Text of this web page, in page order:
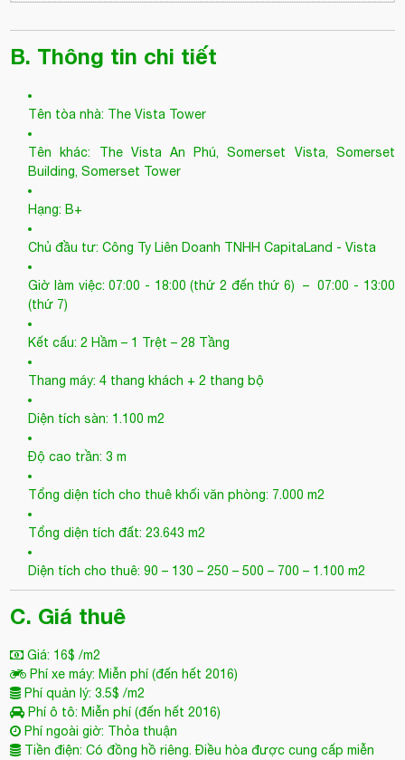
Tên khác: The Vista An Phú, Somerset Vista, Somerset
Building, Somerset Tower
Hạng: B+
Chủ đầu tư: Công Ty Liên Doanh TNHH CapitaLand - Vista
Giờ làm việc: 07:00 - 18:00 (thứ 2 đến thứ 6) – 07:00 - 13:00
(thứ 7)
Kết cấu: 2 Hầm – 1 Trệt – 28 Tầng
Thang máy: 4 thang khách + 2 thang bộ
Diện tích sàn: 1.100 m2
Độ cao trần: 3 m
Tổng diện tích cho thuê khối văn phòng: 7.000 m2
Tổng diện tích đất: 23.643 m2
Diện tích cho thuê: 90 – 130 – 250 – 500 – 700 – 1.100 m2
C. Giá thuê
Giá: 16$ /m2
Phí quản lý: 3.5$ /m2
Phí ô tô: Miễn phí (đến hết 2016)
Phí ngoài giờ: Thỏa thuận
Tiền điện: Có đồng hồ riêng. Điều hòa được cung cấp miễn
phí trong giờ hành chính
VAT: 10%